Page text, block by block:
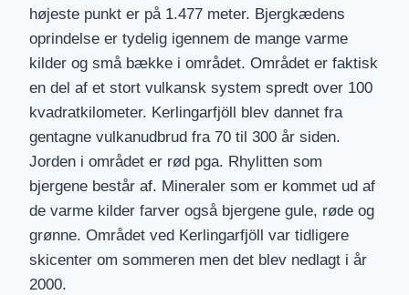
højeste punkt er på 1.477 meter. Bjergkædens
oprindelse er tydelig igennem de mange varme
kilder og små bække i området. Området er faktisk
en del af et stort vulkansk system spredt over 100
kvadratkilometer. Kerlingarfjöll blev dannet fra
gentagne vulkanudbrud fra 70 til 300 år siden.
Jorden i området er rød pga. Rhylitten som
bjergene består af. Mineraler som er kommet ud af
de varme kilder farver også bjergene gule, røde og
grønne. Området ved Kerlingarfjöll var tidligere
skicenter om sommeren men det blev nedlagt i år
2000.